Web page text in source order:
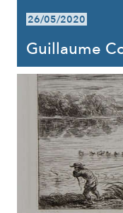
26/05/2020
Guillaume